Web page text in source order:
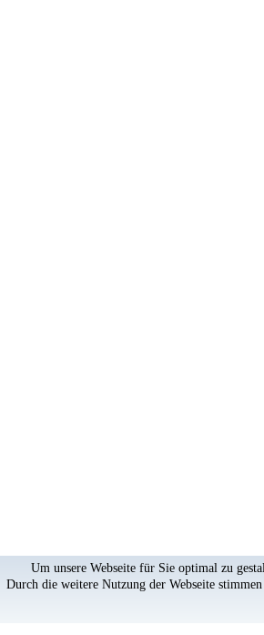
Um unsere Webseite für Sie optimal zu
Durch die weitere Nutzung der Webseite